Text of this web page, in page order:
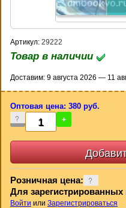
Артикул: 29222
Товар в наличии
Доставим: 9 августа 2026 — 11
Оптовая цена: 380 руб.
- +
Розничная цена:
Для зарегистрированных
Войти или Зарегистрироваться